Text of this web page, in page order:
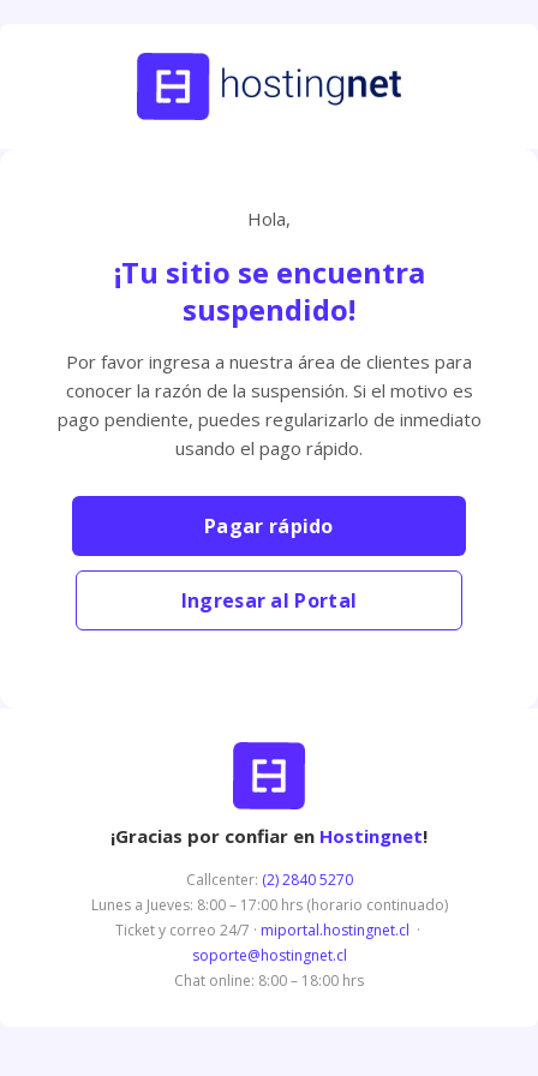
Hola,
¡Tu sitio se encuentra
suspendido!
Por favor ingresa a nuestra área de clientes para
conocer la razón de la suspensión. Si el motivo es
pago pendiente, puedes regularizarlo de inmediato
usando el pago rápido.
Pagar rápido
Ingresar al Portal
¡Gracias por confiar en Hostingnet!
Callcenter: (2) 2840 5270
Lunes a Jueves: 8:00 – 17:00 hrs (horario continuado)
Ticket y correo 24/7 · miportal.hostingnet.cl ·
soporte@hostingnet.cl
Chat online: 8:00 – 18:00 hrs